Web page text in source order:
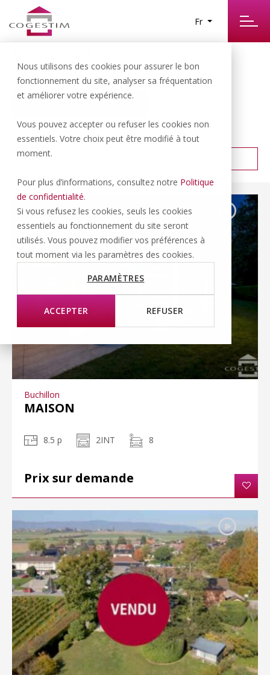
Nous utilisons des cookies pour assurer le bon
fonctionnement du site, analyser sa fréquentation
et améliorer votre expérience.
Vous pouvez accepter ou refuser les cookies non
essentiels. Votre choix peut être modifié à tout
moment.
Pour plus d’informations, consultez notre Politique
de confidentialité.
Si vous refusez les cookies, seuls les cookies
essentiels au fonctionnement du site seront
utilisés. Vous pouvez modifier vos préférences à
tout moment via les paramètres des cookies.
PARAMÈTRES
ACCEPTER REFUSER
Fr
8RÉSULTATS TROUVÉS
CRÉER UNE ALERTE
TRIER PAR : PRIX CROISSANT
Buchillon
MAISON
8.5 p 2INT 8
Prix sur demande